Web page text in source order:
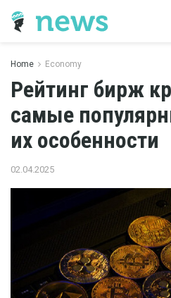
Home Economy
Рейтинг бирж
самые
их особенности
02.04.2025